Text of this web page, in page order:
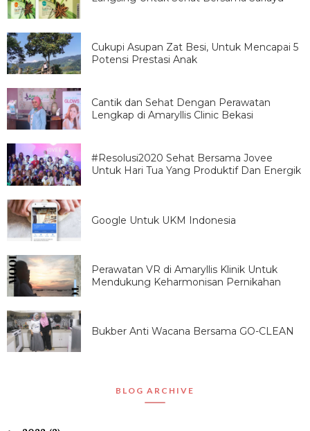
Cukupi Asupan Zat Besi, Untuk Mencapai 5
Potensi Prestasi Anak
Cantik dan Sehat Dengan Perawatan
Lengkap di Amaryllis Clinic Bekasi
#Resolusi2020 Sehat Bersama Jovee
Untuk Hari Tua Yang Produktif Dan Energik
Google Untuk UKM Indonesia
Perawatan VR di Amaryllis Klinik Untuk
Mendukung Keharmonisan Pernikahan
Bukber Anti Wacana Bersama GO-CLEAN
BLOG ARCHIVE